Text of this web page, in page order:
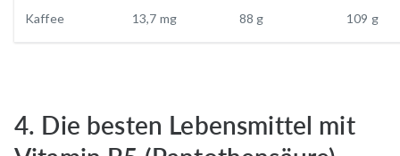
Kaffee 13,7 mg 88 g 109 g
4. Die besten Lebensmittel mit